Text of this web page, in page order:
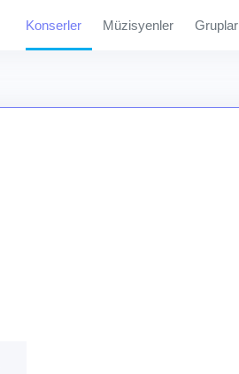
Konserler Müzisyenler Gruplar